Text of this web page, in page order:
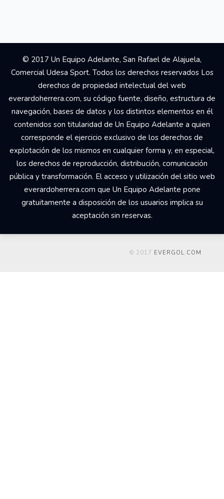
© 2017 Un Equipo Adelante, San Rafael de Alajuela,
Comercial Udesa Sport. Todos los derechos reservados Los
derechos de propiedad intelectual del web
everardoherrera.com, su código fuente, diseño, estructura de
navegación, bases de datos y los distintos elementos en él
contenidos son titularidad de Un Equipo Adelante a quien
corresponde el ejercicio exclusivo de los derechos de
explotación de los mismos en cualquier forma y, en especial,
los derechos de reproducción, distribución, comunicación
pública y transformación. El acceso y utilización del sitio web
everardoherrera.com que Un Equipo Adelante pone
gratuitamente a disposición de los usuarios implica su
aceptación sin reservas.
© 2017 EVERGOL.COM